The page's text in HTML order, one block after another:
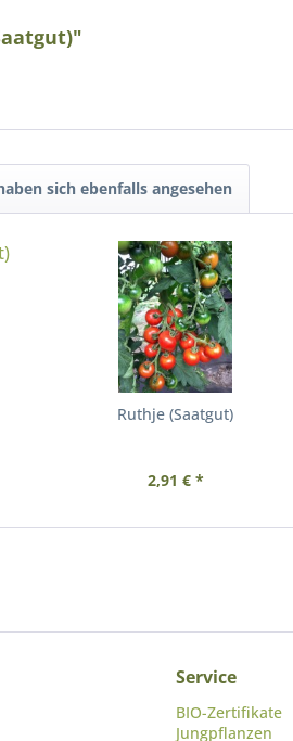
sich ebenfalls angesehen
Ruthje (Saatgut)
2,91 € *
Service
BIO-Zertifikate
Jungpflanzen